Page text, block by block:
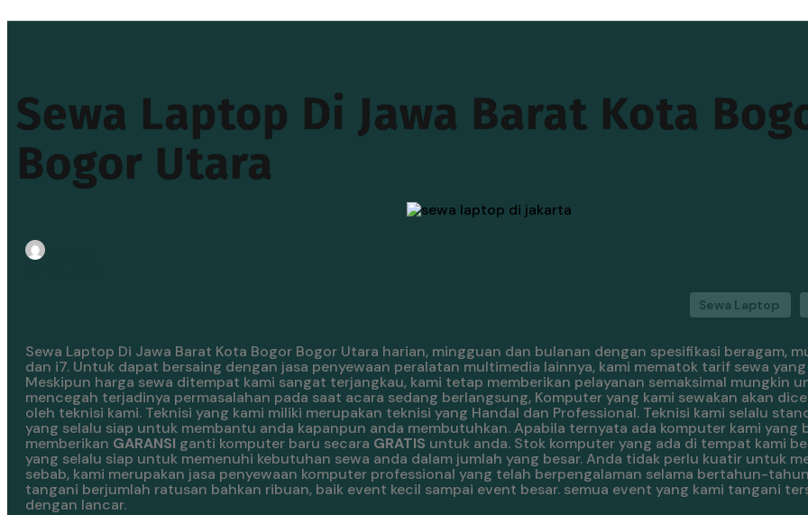
Sewa Laptop Di Jawa Barat Kota
Bogor Utara
Sewa Laptop
Sewa Laptop Di Jawa Barat Kota Bogor Bogor Utara harian, mingguan dan bulanan dengan spesifikasi beragam,
dan i7. Untuk dapat bersaing dengan jasa penyewaan peralatan multimedia lainnya, kami mematok tarif sewa
Meskipun harga sewa ditempat kami sangat terjangkau, kami tetap memberikan pelayanan semaksimal mungkin
mencegah terjadinya permasalahan pada saat acara sedang berlangsung, Komputer yang kami sewakan akan
oleh teknisi kami. Teknisi yang kami miliki merupakan teknisi yang Handal dan Professional. Teknisi kami selalu
yang selalu siap untuk membantu anda kapanpun anda membutuhkan. Apabila ternyata ada komputer kami yang
memberikan GARANSI ganti komputer baru secara GRATIS untuk anda. Stok komputer yang ada di tempat kami
yang selalu siap untuk memenuhi kebutuhan sewa anda dalam jumlah yang besar. Anda tidak perlu kuatir untuk
sebab, kami merupakan jasa penyewaan komputer professional yang telah berpengalaman selama bertahun-
tangani berjumlah ratusan bahkan ribuan, baik event kecil sampai event besar. semua event yang kami tangani
dengan lancar.